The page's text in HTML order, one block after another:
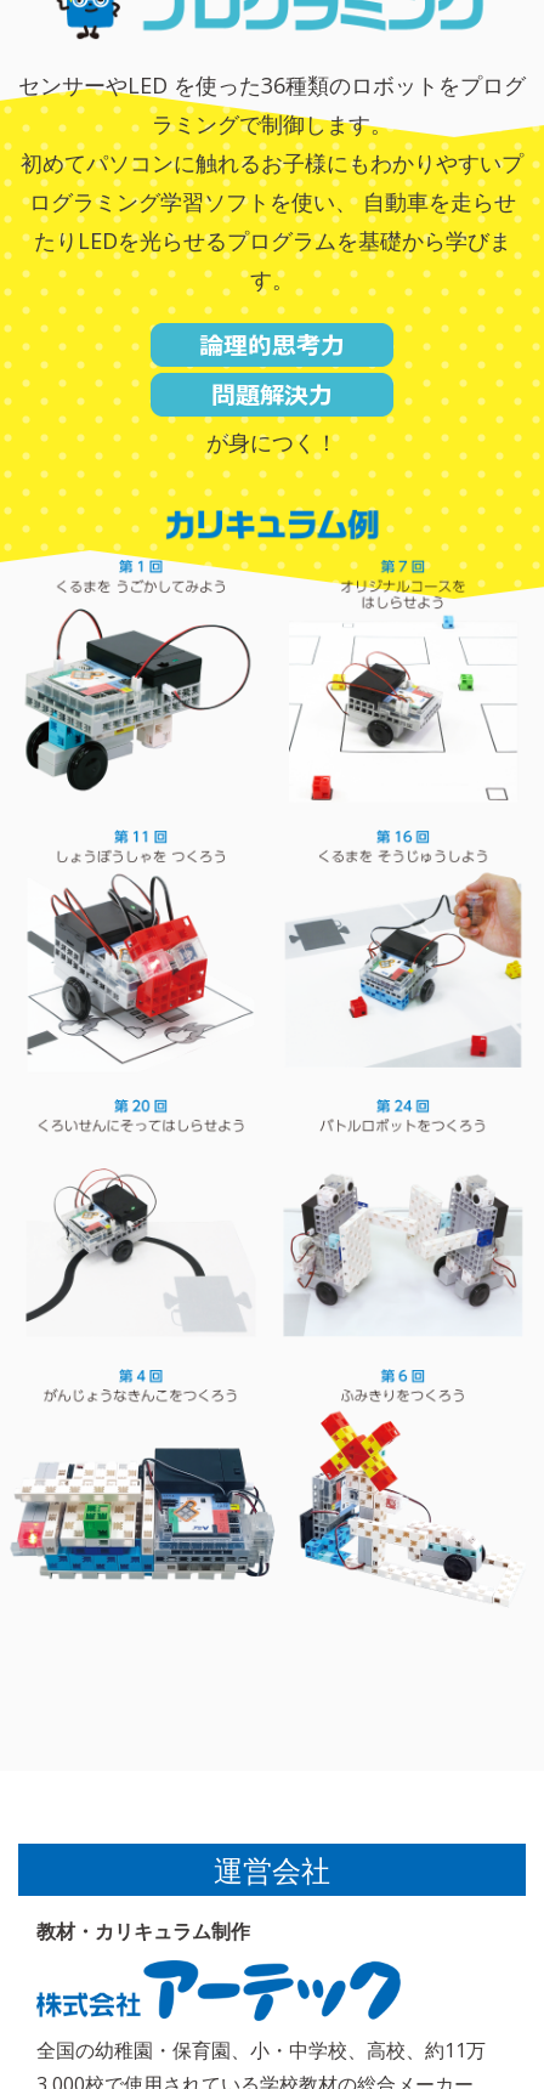
センサーやLED を使った36種類のロボットをプログ
ラミングで制御します。
初めてパソコンに触れるお子様にもわかりやすいプ
ログラミング学習ソフトを使い、自動車を走らせ
たりLEDを光らせるプログラムを基礎から学びま
す。
が身につく！
運営会社
教材・カリキュラム制作
全国の幼稚園・保育園、小・中学校、高校、約11万